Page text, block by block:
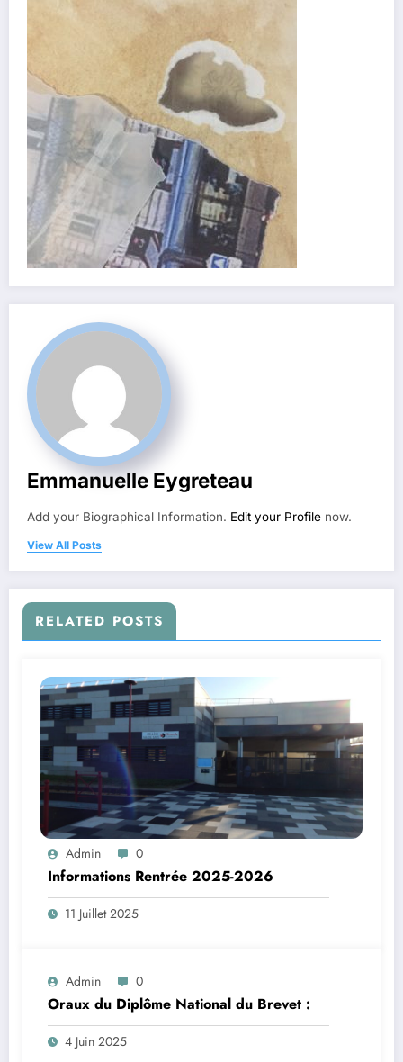
Emmanuelle Eygreteau
Add your Biographical Information. Edit your Profile now.
View All Posts
RELATED POSTS
Admin 0
Informations Rentrée 2025-2026
11 Juillet 2025
Admin 0
Oraux du Diplôme National du Brevet :
4 Juin 2025